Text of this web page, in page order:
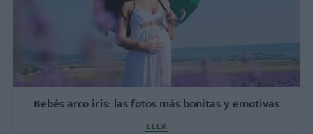
Bebés arco iris: las fotos más bonitas y emotivas
LEER